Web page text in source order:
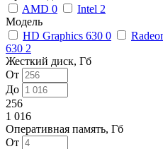
AMD 0 Intel 2
Модель
HD Graphics 630 0
630 2
Жесткий диск, Гб
От
До
256
1 016
Оперативная память, Гб
От